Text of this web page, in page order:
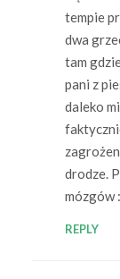
tempie
dwa
tam
pani z
daleko
drodze.
mózgów
REPLY